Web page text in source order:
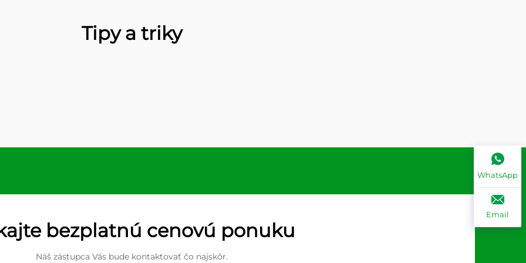
Tipy a triky
bezplatnú cenovú ponuku
Náš zástupca Vás bude kontaktovať čo najskôr.
WhatsApp
Email